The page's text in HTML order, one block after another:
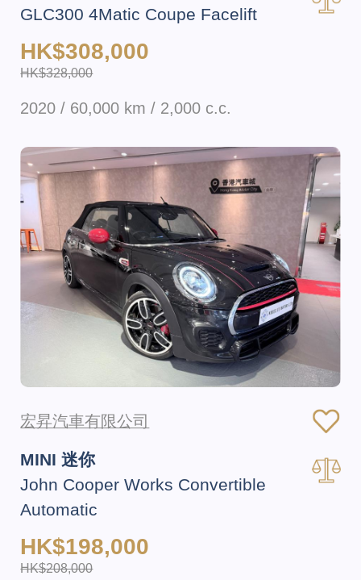
GLC300 4Matic Coupe Facelift
HK$308,000
HK$328,000
2020 / 60,000 km / 2,000 c.c.
宏昇汽車有限公司
MINI 迷你
John Cooper Works Convertible
Automatic
HK$198,000
HK$208,000